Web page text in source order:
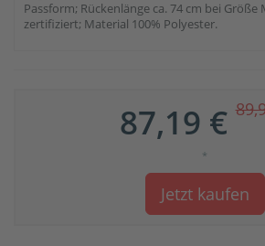
Passform; Rückenlänge ca. 74 cm bei
zertifiziert; Material 100% Polyester.
87,19 €
*
Jetzt kaufen